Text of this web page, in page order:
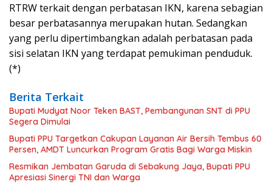
RTRW terkait dengan perbatasan IKN, karena sebagian
besar perbatasannya merupakan hutan. Sedangkan
yang perlu dipertimbangkan adalah perbatasan pada
sisi selatan IKN yang terdapat pemukiman penduduk.
(*)
Berita Terkait
Bupati Mudyat Noor Teken BAST, Pembangunan SNT di PPU
Segera Dimulai
Bupati PPU Targetkan Cakupan Layanan Air Bersih Tembus 60
Persen, AMDT Luncurkan Program Gratis Bagi Warga Miskin
Resmikan Jembatan Garuda di Sebakung Jaya, Bupati PPU
Apresiasi Sinergi TNI dan Warga